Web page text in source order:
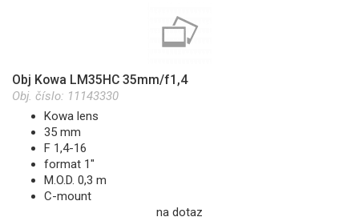
Obj Kowa LM35HC 35mm/f1,4
Obj. číslo: 11143330
Kowa lens
35 mm
F 1,4-16
format 1"
M.O.D. 0,3 m
C-mount
na dotaz